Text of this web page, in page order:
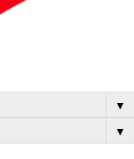
▼
▼